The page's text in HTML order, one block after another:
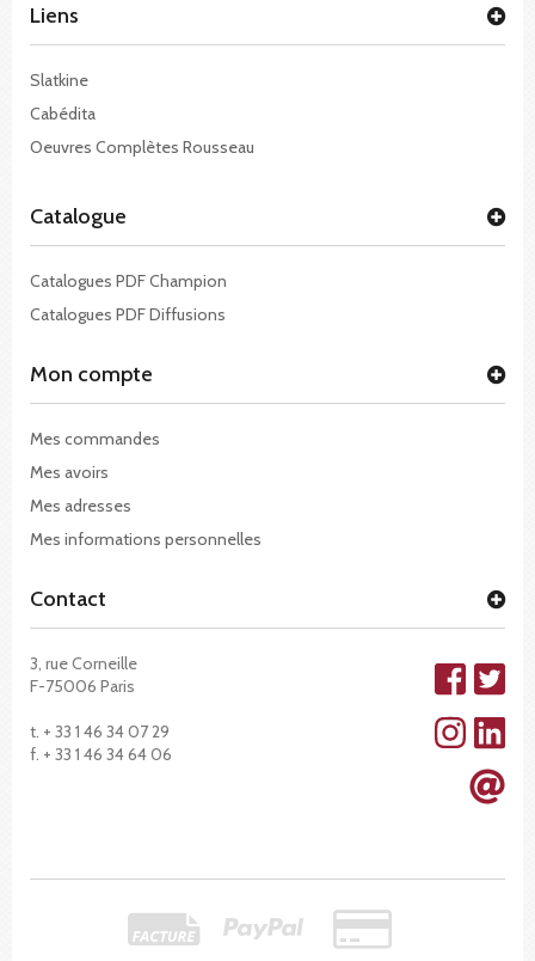
Liens
Slatkine
Cabédita
Oeuvres Complètes Rousseau
Catalogue
Catalogues PDF Champion
Catalogues PDF Diffusions
Mon compte
Mes commandes
Mes avoirs
Mes adresses
Mes informations personnelles
Contact
3, rue Corneille
F-75006 Paris
t. + 33 1 46 34 07 29
f. + 33 1 46 34 64 06